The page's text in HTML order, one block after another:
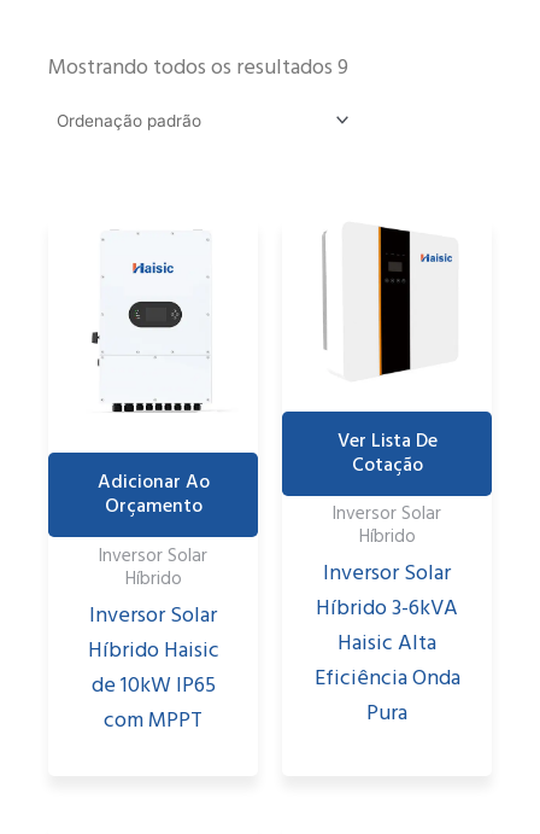
Mostrando todos os resultados 9
Adicionar Ao
Orçamento
Inversor Solar
Híbrido
Inversor Solar
Híbrido Haisic
de 10kW IP65
com MPPT
Ver Lista De
Cotação
Inversor Solar
Híbrido
Inversor Solar
Híbrido 3-6kVA
Haisic Alta
Eficiência Onda
Pura